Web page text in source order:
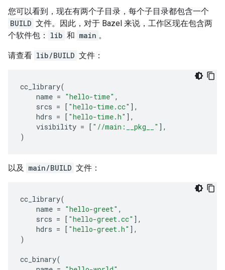
您可以看到，现在有两个子目录，每个子目录都包含一个
BUILD 文件。因此，对于 Bazel 来说，工作区现在包含两
个软件包：
lib 和 main 。
请查看 lib/BUILD 文件：
cc_library(
name = "hello-time" ,
srcs = [ "hello-time.cc" ],
hdrs = [ "hello-time.h" ],
visibility = [ "//main:__pkg__" ],
)
以及 main/BUILD 文件：
cc_library(
name = "hello-greet" ,
srcs = [ "hello-greet.cc" ],
hdrs = [ "hello-greet.h" ],
)
cc_binary(